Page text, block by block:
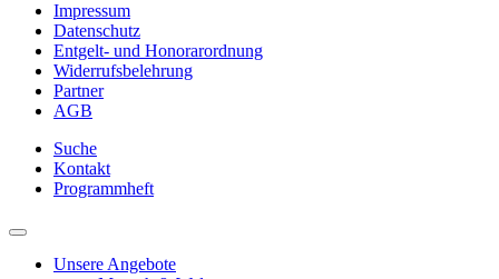
Impressum
Datenschutz
Entgelt- und Honorarordnung
Widerrufsbelehrung
Partner
AGB
Suche
Kontakt
Programmheft
Unsere Angebote